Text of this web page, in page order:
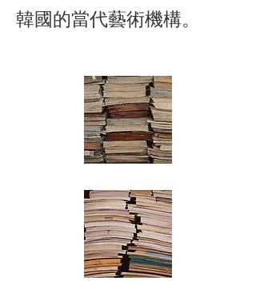
韓國的當代藝術機構。